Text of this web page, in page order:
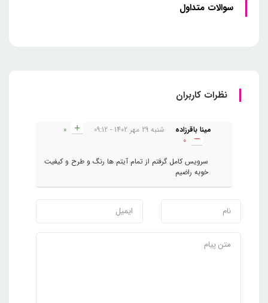
سوالات متداول
نظرات کاربران
مینا باقرزاده شنبه 29 مهر 1402 - 09:12
سرویس کامل گرفتم از تمام آیتم ها رنگ و طرح و کیفیت
خوبه راضیم